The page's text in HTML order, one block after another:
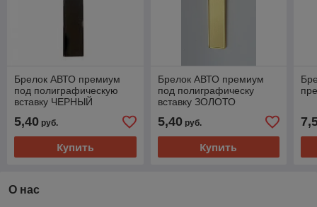
Брелок АВТО премиум
под полиграфическую
вставку ЧЕРНЫЙ
5,40 руб.
Купить
Брелок АВТО премиум
под полиграфическу
вставку ЗОЛОТО
5,40руб.
Купить
О нас